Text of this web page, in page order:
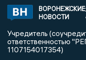
ВОРОНЕЖСКИЕ
НОВОСТИ
Учредитель
ответственностью
1107154017354)